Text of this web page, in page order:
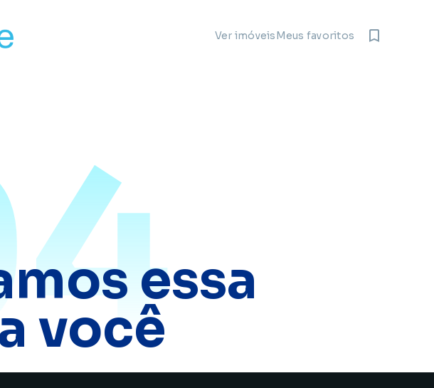
Ver imóveisMeus favoritos
essa
você